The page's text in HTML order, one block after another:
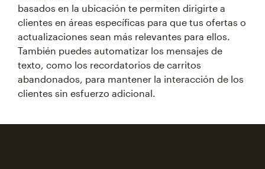
basados en la ubicación te permiten dirigirte a
clientes en áreas específicas para que tus ofertas o
actualizaciones sean más relevantes para ellos.
También puedes automatizar los mensajes de
texto, como los recordatorios de carritos
abandonados, para mantener la interacción de los
clientes sin esfuerzo adicional.